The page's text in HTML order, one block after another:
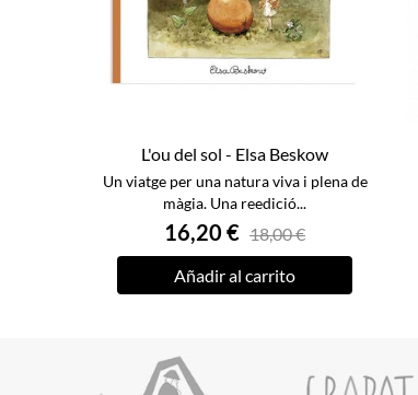
L'ou del sol - Elsa Beskow
Un viatge per una natura viva i plena de
màgia. Una reedició...
16,20 € 18,00 €
Añadir al carrito